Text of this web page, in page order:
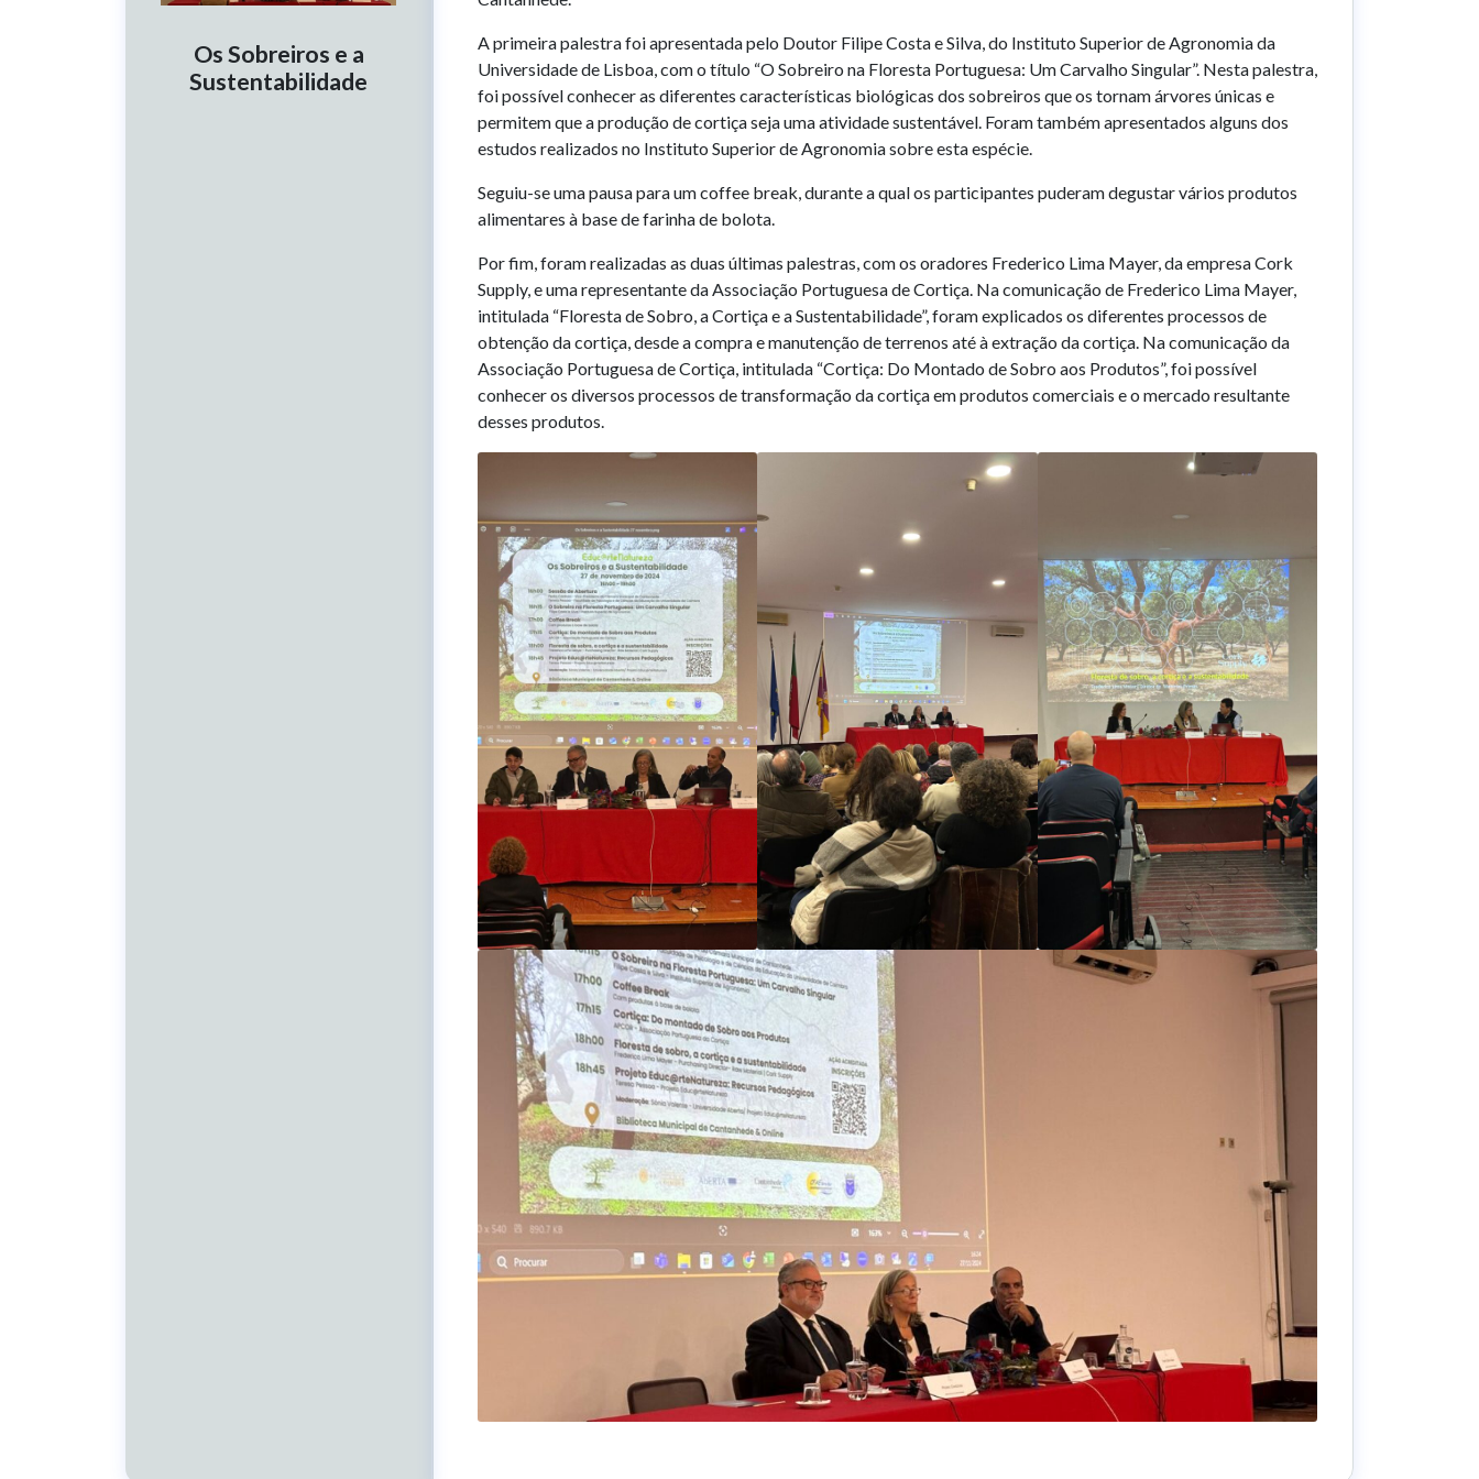
Os Sobreiros e a
Sustentabilidade
A primeira palestra foi apresentada pelo Doutor Filipe Costa e Silva, do Instituto Superior de Agronomia da
Universidade de Lisboa, com o título “O Sobreiro na Floresta Portuguesa: Um Carvalho Singular”. Nesta palestra,
foi possível conhecer as diferentes características biológicas dos sobreiros que os tornam árvores únicas e
permitem que a produção de cortiça seja uma atividade sustentável. Foram também apresentados alguns dos
estudos realizados no Instituto Superior de Agronomia sobre esta espécie.
Seguiu-se uma pausa para um coffee break, durante a qual os participantes puderam degustar vários produtos
alimentares à base de farinha de bolota.
Por fim, foram realizadas as duas últimas palestras, com os oradores Frederico Lima Mayer, da empresa Cork
Supply, e uma representante da Associação Portuguesa de Cortiça. Na comunicação de Frederico Lima Mayer,
intitulada “Floresta de Sobro, a Cortiça e a Sustentabilidade”, foram explicados os diferentes processos de
obtenção da cortiça, desde a compra e manutenção de terrenos até à extração da cortiça. Na comunicação da
Associação Portuguesa de Cortiça, intitulada “Cortiça: Do Montado de Sobro aos Produtos”, foi possível
conhecer os diversos processos de transformação da cortiça em produtos comerciais e o mercado resultante
desses produtos.